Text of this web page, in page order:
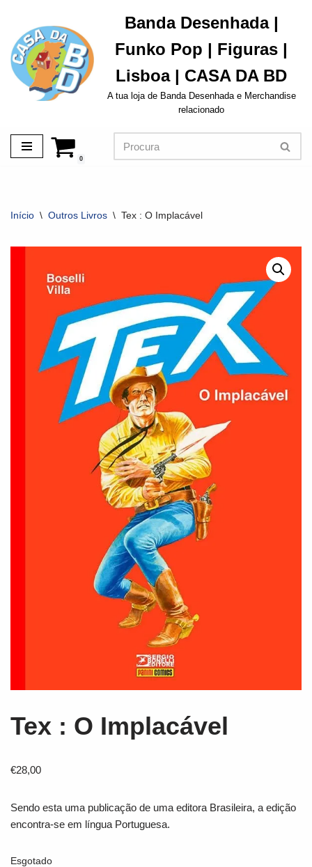
Avançar
para
o
conteúdo
Banda Desenhada |
Funko Pop | Figuras |
Lisboa | CASA DA BD
A tua loja de Banda Desenhada e Merchandise
relacionado
0
Início \ Outros Livros \ Tex : O Implacável
Tex : O Implacável
€28,00
Sendo esta uma publicação de uma editora Brasileira, a edição
encontra-se em língua Portuguesa.
Esgotado